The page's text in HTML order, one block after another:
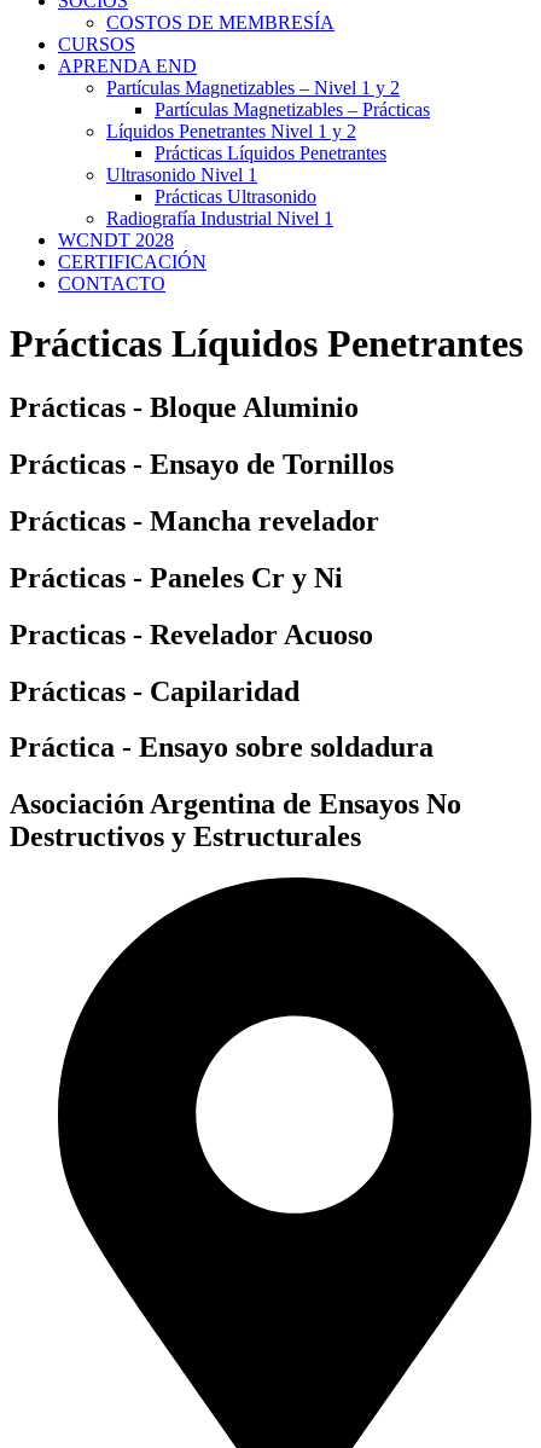
COSTOS DE MEMBRESÍA
CURSOS
APRENDA END
Partículas Magnetizables – Nivel 1 y 2
Partículas Magnetizables – Prácticas
Líquidos Penetrantes Nivel 1 y 2
Prácticas Líquidos Penetrantes
Ultrasonido Nivel 1
Prácticas Ultrasonido
Radiografía Industrial Nivel 1
WCNDT 2028
CERTIFICACIÓN
CONTACTO
Prácticas Líquidos Penetrantes
Prácticas - Bloque Aluminio
Prácticas - Ensayo de Tornillos
Prácticas - Mancha revelador
Prácticas - Paneles Cr y Ni
Practicas - Revelador Acuoso
Prácticas - Capilaridad
Práctica - Ensayo sobre soldadura
Asociación Argentina de Ensayos No
Destructivos y Estructurales